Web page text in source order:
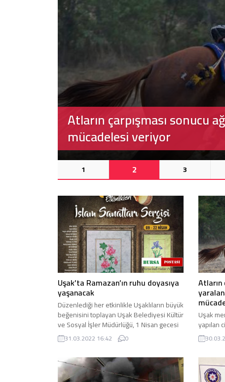
Uşak’ta yüzlerce öğrenci 3
buluştu
1 2 3
Uşak’ta Ramazan’ın ruhu doyasıya
yaşanacak
Düzenlediği her etkinlikle Uşaklıların büyük
beğenisini toplayan Uşak Belediyesi Kültür
ve Sosyal İşler Müdürlüğü, 1 Nisan gecesi
itibariyle ...
31.03.2022 16:42 0
Atların
Uşak
yapılan